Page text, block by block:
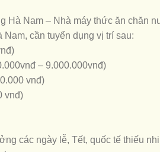
Hà Nam – Nhà máy thức ăn chăn
cần tuyển dụng vị trí sau:
– 9.000.000vnđ)
vnđ)
vnđ)
các ngày lễ, Tết, quốc tế thiếu